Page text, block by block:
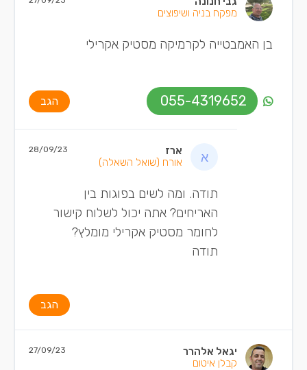
מפקח בניה ושיפוצים
בן האמבטייה לקרמיקה מסטיק אקרילי
055-4319652 הגב
ארז
אורח (שואל השאלה)
28/09/23
תודה. ומה לשים בפוגות בין
האריחים? אתה יכול לשלוח קישור
לחומר מסטיק אקרילי מומלץ?
תודה
הגב
יגאל אלהרר
קבלן איטום
27/09/23